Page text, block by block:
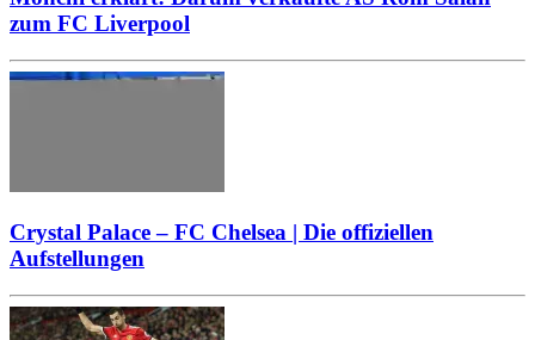
zum FC Liverpool
Crystal Palace – FC Chelsea | Die offiziellen
Aufstellungen